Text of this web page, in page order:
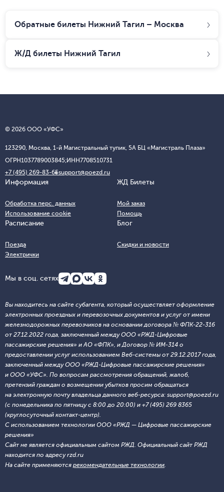
Обратные билеты Нижний Тагил – Москва
Ж/Д билеты Нижний Тагил
© 2026 ООО «УФС»
123290, Москва, 1-й Магистральный тупик, 5А БЦ «Магистраль Плаза»
ОГРН1037789003845;ИНН7708510731
+7 (495) 269-83-65support@poezd.ru
Информация
Обработка перс. данных
Использование cookie
ЖД Билеты
Мой заказ
Помощь
Расписание
Поезда
Электрички
Блог
Скидки и новости
Мы в соц. сетях
Вы находитесь на сайте субагента, который осуществляет оформление
электронных проездных и перевозочных документов и услуг от имени
железнодорожных перевозчиков на основании договора № ФПК-22-316
от 27.12.2022 года, заключенный между ООО «РЖД-Цифровые
пассажирские решения» и АО «ФПК», и Договор № ИМ-314 о
предоставлении услуг использованием Веб-системы от 29.12.2017 года,
заключенный между ООО «РЖД-Цифровые пассажирские решения»
и ООО «УФС». По вопросам рассмотрения обращений, жалоб,
претензий граждан о возмещении убытков просим обращаться
на электронную почту владельца данного веб-ресурса: support@poezd.ru
(с понедельника по пятницу с 8:00 до 20:00) и +7 (495) 269 8365
(круглосуточный контакт-центр).
С использованием технологии ООО «РЖД — Цифровые пассажирские
решения»
Сайт не является официальным сайтом РЖД. Официальный сайт РЖД
находится по адресу rzd.ru
На сайте применяются рекомендательные технологии.